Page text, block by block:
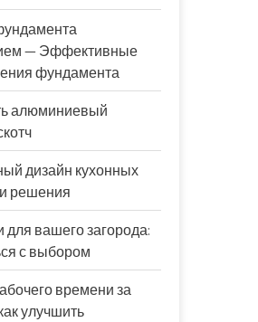
— Эффективные
фундамента
алюминиевый
дизайн кухонных
решения
для вашего загорода:
с выбором
времени за
улучшить